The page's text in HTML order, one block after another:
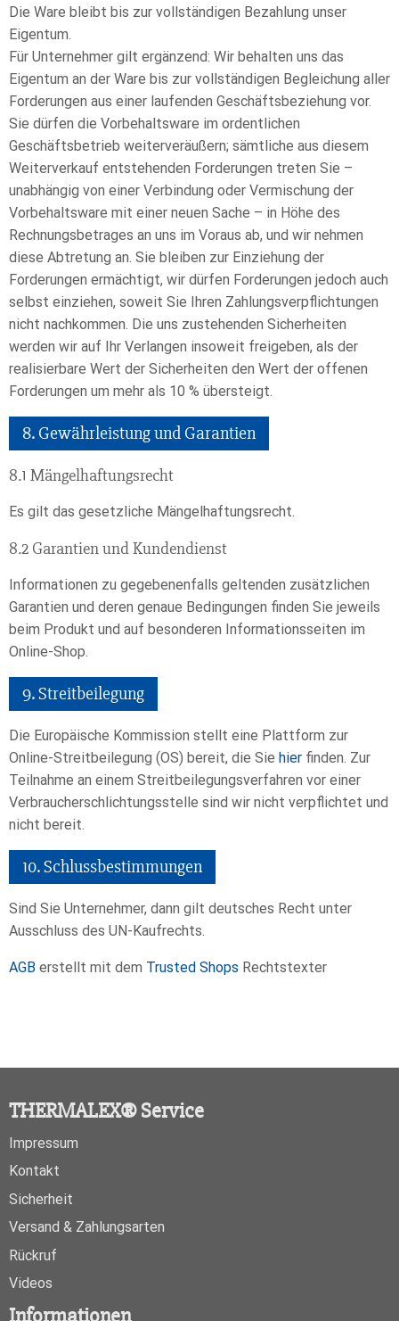
Die Ware bleibt bis zur vollständigen Bezahlung unser
Eigentum.
Für Unternehmer gilt ergänzend: Wir behalten uns das
Eigentum an der Ware bis zur vollständigen Begleichung aller
Forderungen aus einer laufenden Geschäftsbeziehung vor.
Sie dürfen die Vorbehaltsware im ordentlichen
Geschäftsbetrieb weiterveräußern; sämtliche aus diesem
Weiterverkauf entstehenden Forderungen treten Sie –
unabhängig von einer Verbindung oder Vermischung der
Vorbehaltsware mit einer neuen Sache – in Höhe des
Rechnungsbetrages an uns im Voraus ab, und wir nehmen
diese Abtretung an. Sie bleiben zur Einziehung der
Forderungen ermächtigt, wir dürfen Forderungen jedoch auch
selbst einziehen, soweit Sie Ihren Zahlungsverpflichtungen
nicht nachkommen. Die uns zustehenden Sicherheiten
werden wir auf Ihr Verlangen insoweit freigeben, als der
realisierbare Wert der Sicherheiten den Wert der offenen
Forderungen um mehr als 10 % übersteigt.
8. Gewährleistung und Garantien​​​​​​​
8.1 Mängelhaftungsrecht
Es gilt das gesetzliche Mängelhaftungsrecht.
8.2 Garantien und Kundendienst
Informationen zu gegebenenfalls geltenden zusätzlichen
Garantien und deren genaue Bedingungen finden Sie jeweils
beim Produkt und auf besonderen Informationsseiten im
Online-Shop.
9. Streitbeilegung​​​​​​​
Die Europäische Kommission stellt eine Plattform zur
Online-Streitbeilegung (OS) bereit, die Sie hier finden. Zur
Teilnahme an einem Streitbeilegungsverfahren vor einer
Verbraucherschlichtungsstelle sind wir nicht verpflichtet und
nicht bereit.
10. Schlussbestimmungen​​​​​​​
Sind Sie Unternehmer, dann gilt deutsches Recht unter
Ausschluss des UN-Kaufrechts.
AGB erstellt mit dem Trusted Shops Rechtstexter
THERMALEX® Service
Impressum
Kontakt
Sicherheit
Versand & Zahlungsarten
Rückruf
Videos
Informationen